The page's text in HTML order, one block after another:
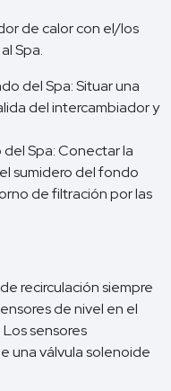
de calor con el/los
Spa.
del Spa: Situar una
del intercambiador y
Spa: Conectar la
sumidero del fondo
de filtración por las
recirculación siempre
de nivel en el
sensores
una válvula solenoide